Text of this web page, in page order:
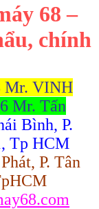
68 –
chính
Mr. VINH
Mr. Tấn
Bình, P.
Tp HCM
P. Tân